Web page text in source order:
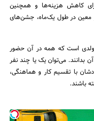
کاهش هزینه‌ها و همچنین
معین در طول یک‌ماه، جشن‌های
است که همه در آن حضور
بدانند. می‌توان یک یا چند نفر
با تقسیم کار و هماهنگی،
باشند.